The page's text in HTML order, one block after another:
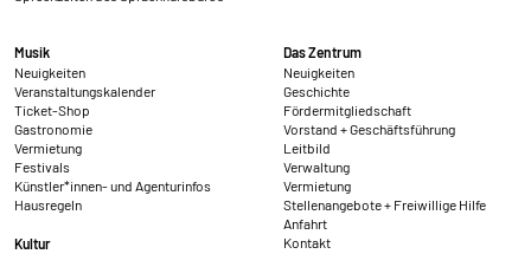
Musik
Neuigkeiten
Veranstaltungskalender
Ticket-Shop
Gastronomie
Vermietung
Festivals
Künstler*innen- und Agenturinfos
Hausregeln
Kultur
Das Zentrum
Neuigkeiten
Geschichte
Fördermitgliedschaft
Vorstand + Geschäftsführung
Leitbild
Verwaltung
Vermietung
Stellenangebote + Freiwillige Hilfe
Anfahrt
Kontakt